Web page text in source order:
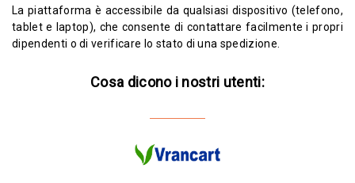
La piattaforma è accessibile da qualsiasi dispositivo (telefono,
tablet e laptop), che consente di contattare facilmente i propri
dipendenti o di verificare lo stato di una spedizione.
Cosa dicono i nostri utenti: